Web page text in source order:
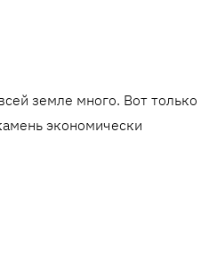
земле много. Вот только
экономически